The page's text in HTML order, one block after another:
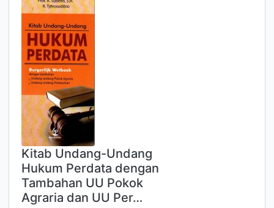
Kitab Undang-Undang
Hukum Perdata dengan
Tambahan UU Pokok
Agraria dan UU Per…